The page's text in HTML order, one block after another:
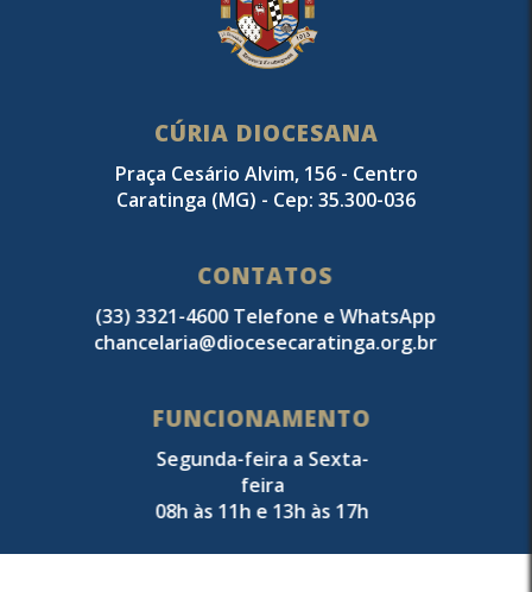
CÚRIA DIOCESANA
Praça Cesário Alvim, 156 - Centro
Caratinga (MG) - Cep: 35.300-036
CONTATOS
(33) 3321-4600 Telefone e WhatsApp
chancelaria@diocesecaratinga.org.br
FUNCIONAMENTO
Segunda-feira a Sexta-
feira
08h às 11h e 13h às 17h